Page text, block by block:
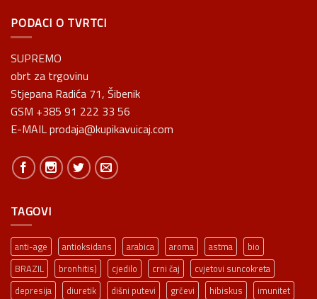
PODACI O TVRTCI
SUPREMO
obrt za trgovinu
Stjepana Radića 71, Šibenik
GSM +385 91 222 33 56
E-MAIL prodaja@kupikavuicaj.com
TAGOVI
anti-age antioksidans arabica aroma astma
bio
BRAZIL
bronhitis) cjedilo crni čaj
cvjetovi suncokreta
depresija
diuretik dišni putevi grčevi hibiskus
imunitet